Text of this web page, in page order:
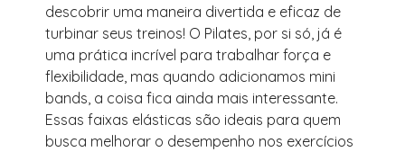
descobrir uma maneira divertida e eficaz de
turbinar seus treinos! O Pilates, por si só, já é
uma prática incrível para trabalhar força e
flexibilidade, mas quando adicionamos mini
bands, a coisa fica ainda mais interessante.
Essas faixas elásticas são ideais para quem
busca melhorar o desempenho nos exercícios